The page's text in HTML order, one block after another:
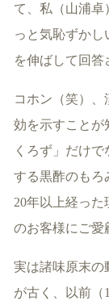
て、私（山浦卓
っと気恥ずか
を伸ばして回
コホン（笑）
効を示すことが
くろず」だけ
する黒酢のもろ
20年以上経った
のお客様にご愛
実は諸味原末の
が古く、以前（